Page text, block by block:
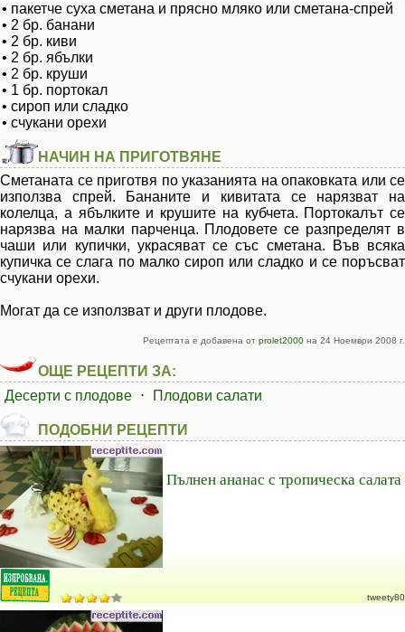
• пакетче суха сметана и прясно мляко или сметана-спрей
• 2 бр. банани
• 2 бр. киви
• 2 бр. ябълки
• 2 бр. круши
• 1 бр. портокал
• сироп или сладко
• счукани орехи
НАЧИН НА ПРИГОТВЯНЕ
Сметаната се приготвя по указанията на опаковката или се
използва спрей. Бананите и кивитата се нарязват на
колелца, а ябълките и крушите на кубчета. Портокалът се
нарязва на малки парченца. Плодовете се разпределят в
чаши или купички, украсяват се със сметана. Във всяка
купичка се слага по малко сироп или сладко и се поръсват
счукани орехи.
Могат да се използват и други плодове.
Рецептата е добавена от prolet2000 на 24 Ноември 2008 г.
ОЩЕ РЕЦЕПТИ ЗА:
Десерти с плодове ⋅ Плодови салати
ПОДОБНИ РЕЦЕПТИ
Пълнен ананас с тропическа салата
tweety80